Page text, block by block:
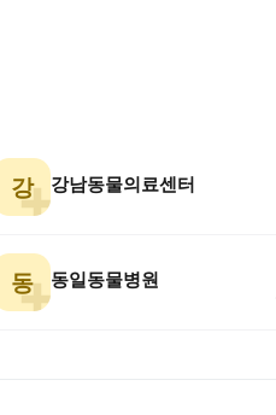
강 강남동물의료센터
동 동일동물병원